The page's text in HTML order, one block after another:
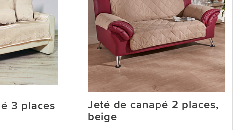
3 places
Jeté de canapé 2 places,
beige